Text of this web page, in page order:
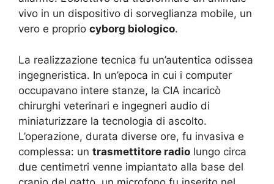
vivo in un dispositivo di sorveglianza mobile, un
vero e proprio cyborg biologico.
La realizzazione tecnica fu un’autentica odissea
ingegneristica. In un’epoca in cui i computer
occupavano intere stanze, la CIA incaricò
chirurghi veterinari e ingegneri audio di
miniaturizzare la tecnologia di ascolto.
L’operazione, durata diverse ore, fu invasiva e
complessa: un trasmettitore radio lungo circa
due centimetri venne impiantato alla base del